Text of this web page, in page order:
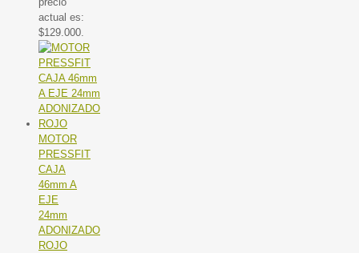
actual es:
$129.000.
MOTOR
PRESSFIT
CAJA
46mm A
EJE
24mm
ADONIZADO
ROJO